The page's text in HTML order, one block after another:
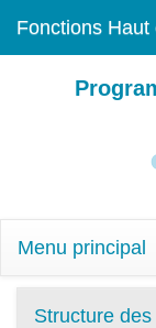
Fonctions Haut
Menu principal
Structure